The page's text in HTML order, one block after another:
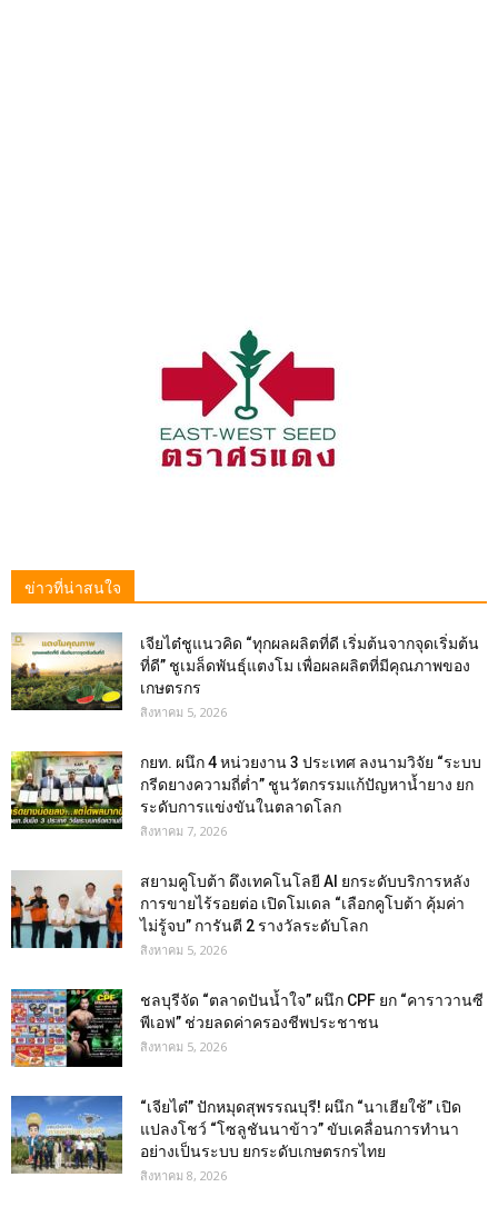
ข่าวที่น่าสนใจ
เจียไต๋ชูแนวคิด “ทุกผลผลิตที่ดี เริ่มต้นจากจุดเริ่มต้น
ที่ดี” ชูเมล็ดพันธุ์แตงโม เพื่อผลผลิตที่มีคุณภาพของ
เกษตรกร
สิงหาคม 5, 2026
กยท. ผนึก 4 หน่วยงาน 3 ประเทศ ลงนามวิจัย “ระบบ
กรีดยางความถี่ต่ำ” ชูนวัตกรรมแก้ปัญหาน้ำยาง ยก
ระดับการแข่งขันในตลาดโลก
สิงหาคม 7, 2026
สยามคูโบต้า ดึงเทคโนโลยี AI ยกระดับบริการหลัง
การขายไร้รอยต่อ เปิดโมเดล “เลือกคูโบต้า คุ้มค่า
ไม่รู้จบ” การันตี 2 รางวัลระดับโลก
สิงหาคม 5, 2026
ชลบุรีจัด “ตลาดปันน้ำใจ” ผนึก CPF ยก “คาราวานซี
พีเอฟ” ช่วยลดค่าครองชีพประชาชน
สิงหาคม 5, 2026
“เจียไต๋” ปักหมุดสุพรรณบุรี! ผนึก “นาเฮียใช้” เปิด
แปลงโชว์ “โซลูชันนาข้าว” ขับเคลื่อนการทำนา
อย่างเป็นระบบ ยกระดับเกษตรกรไทย
สิงหาคม 8, 2026